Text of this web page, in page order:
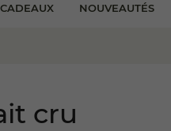
NOUVEAUTÉS
cru